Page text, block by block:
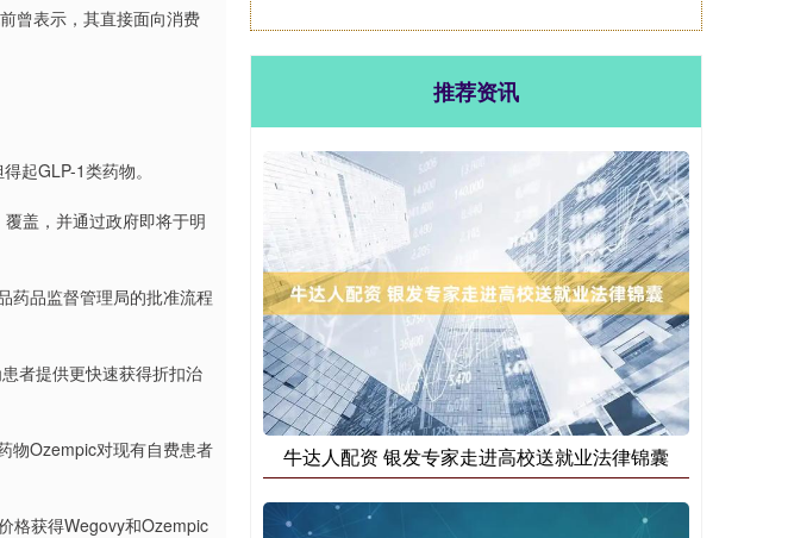
曾表示，其直接面向消费
起GLP-1类药物。
盖，并通过政府即将于明
药品监督管理局的批准流程
者提供更快速获得折扣治
物Ozempic对现有自费患者
格获得Wegovy和Ozempic
推荐资讯
牛达人配资 银发专家走进高校送就业法律锦囊